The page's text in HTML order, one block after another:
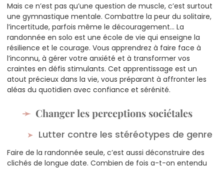
Mais ce n’est pas qu’une question de muscle, c’est surtout
une gymnastique mentale. Combattre la peur du solitaire,
l’incertitude, parfois même le découragement… La
randonnée en solo est une école de vie qui enseigne la
résilience et le courage. Vous apprendrez à faire face à
l’inconnu, à gérer votre anxiété et à transformer vos
craintes en défis stimulants. Cet apprentissage est un
atout précieux dans la vie, vous préparant à affronter les
aléas du quotidien avec confiance et sérénité.
Changer les perceptions sociétales
Lutter contre les stéréotypes de genre
Faire de la randonnée seule, c’est aussi déconstruire des
clichés de longue date. Combien de fois a-t-on entendu